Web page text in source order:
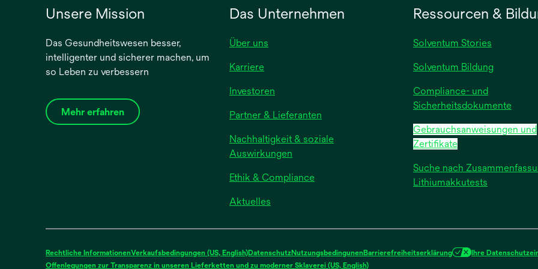
Unsere Mission
Das Gesundheitswesen besser,
intelligenter und sicherer machen, um
so Leben zu verbessern
Mehr erfahren
Das Unternehmen
Über uns
Karriere
Investoren
einer
neuen
Registerkarte
geöffnet
Partner & Lieferanten
Nachhaltigkeit & soziale
Auswirkungen
Ethik & Compliance
Aktuelles
einer
Registerkarte
Ressourcen &
Solventum Stories
Solventum Bildung
Compliance- und
Sicherheitsdokumente
Gebrauchsanweisungen und
Zertifikate
Suche nach
Lithiumakkutests
Rechtliche InformationenVerkaufsbedingungen (US, English)DatenschutzNutzungsbedingunenBarrierefreiheitserklärung
Ihre
Offenlegungen zur Transparenz in unseren Lieferketten und zu moderner Sklaverei (US, English)wird